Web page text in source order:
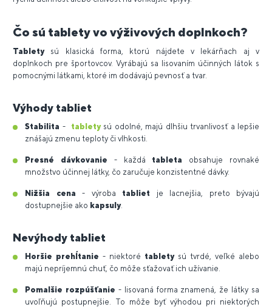
Čo sú tablety vo výživových doplnkoch?
Tabletysú klasická forma, ktorú nájdete v lekárňach aj v
doplnkoch pre športovcov. Vyrábajú sa lisovaním účinných látok s
pomocnými látkami, ktoré im dodávajú pevnosť a tvar.
Výhody tabliet
Stabilita - tabletysú odolné, majú dlhšiu trvanlivosť a lepšie
znášajú zmenu teploty či vlhkosti.
Presné dávkovanie - každá tableta obsahuje rovnaké
množstvo účinnej látky, čo zaručuje konzistentné dávky.
Nižšia cena - výroba tabliet je lacnejšia, preto bývajú
dostupnejšie ako kapsuly.
Nevýhody tabliet
Horšie prehĺtanie - niektoré tabletysú tvrdé, veľké alebo
majú nepríjemnú chuť, čo môže sťažovať ich užívanie.
Pomalšie rozpúšťanie - lisovaná forma znamená, že látky sa
uvoľňujú postupnejšie. To môže byť výhodou pri niektorých